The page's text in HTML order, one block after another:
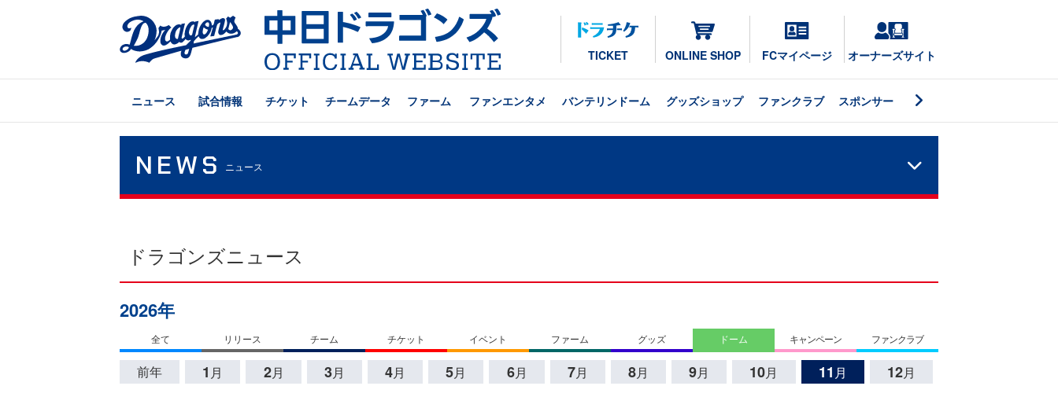
TICKET ONLINE SHOP FCマイページ オーナーズサイト
ニュース 試合情報 チケット チームデータ ファーム ファンエンタメ バンテリンドーム グッズショップ ファンクラブ スポンサー
NEWS ニュース
ドラゴンズニュース
2026年
全て リリース チーム チケット イベント ファーム グッズ ドーム キャンペーン ファンクラブ
前年 1 月 2月 3月 4月 5月 6月 7月 8月 9月 10月 11 月 12月